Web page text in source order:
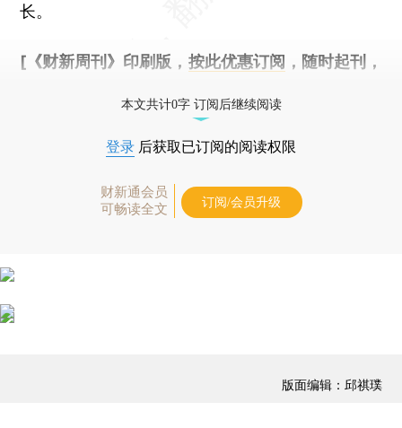
长。
[《财新周刊》印刷版， 按此优惠订阅 ，随时起刊，
本文共计0字 订阅后继续阅读
登录 后获取已订阅的阅读权限
财新通会员
可畅读全文
订阅/会员升级
版面编辑：邱祺璞